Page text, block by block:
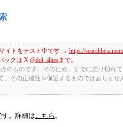
イトをテスト中です → https://
ックは X @dol_alliesまで。
のものです。そのため、すでに売り切れ
その正確性を保証するものではありませ
。詳細は こちら 。